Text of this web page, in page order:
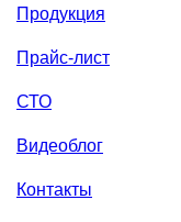
Продукция
Прайс-лист
СТО
Видеоблог
Контакты